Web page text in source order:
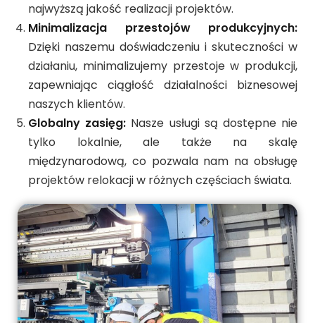
najwyższą jakość realizacji projektów.
Minimalizacja przestojów produkcyjnych:
Dzięki naszemu doświadczeniu i skuteczności w
działaniu, minimalizujemy przestoje w produkcji,
zapewniając ciągłość działalności biznesowej
naszych klientów.
Globalny zasięg: Nasze usługi są dostępne nie
tylko lokalnie, ale także na skalę
międzynarodową, co pozwala nam na obsługę
projektów relokacji w różnych częściach świata.